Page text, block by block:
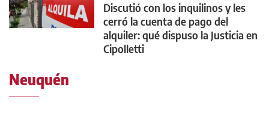
Discutió con los inquilinos y les
cerró la cuenta de pago del
alquiler: qué dispuso la Justicia en
Cipolletti
Neuquén